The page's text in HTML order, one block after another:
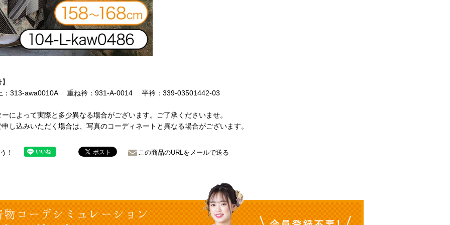
313-awa0010A 重ね衿：931-A-0014 半衿：339-03501442-03
によって実際と多少異なる場合がございます。ご了承くださいませ。
し込みいただく場合は、写真のコーディネートと異なる場合がございます。
！ この商品のURLをメールで送る